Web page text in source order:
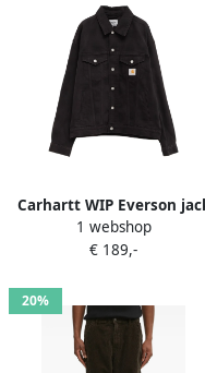
Carhartt WIP Everson
met borstzakken Zwart
1 webshop
€ 189,-
20%